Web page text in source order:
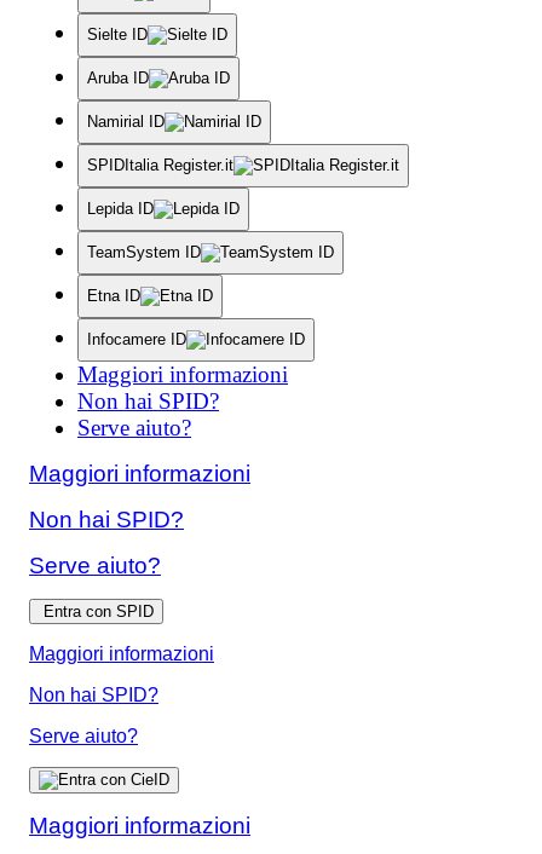
Sielte ID
Aruba ID
Namirial ID
SPIDItalia Register.it
Lepida ID
TeamSystem ID
Etna ID
Infocamere ID
Maggiori informazioni
Non hai SPID?
Serve aiuto?
Maggiori informazioni
Non hai SPID?
Serve aiuto?
Entra con SPID
Maggiori informazioni
Non hai SPID?
Serve aiuto?
Maggiori informazioni